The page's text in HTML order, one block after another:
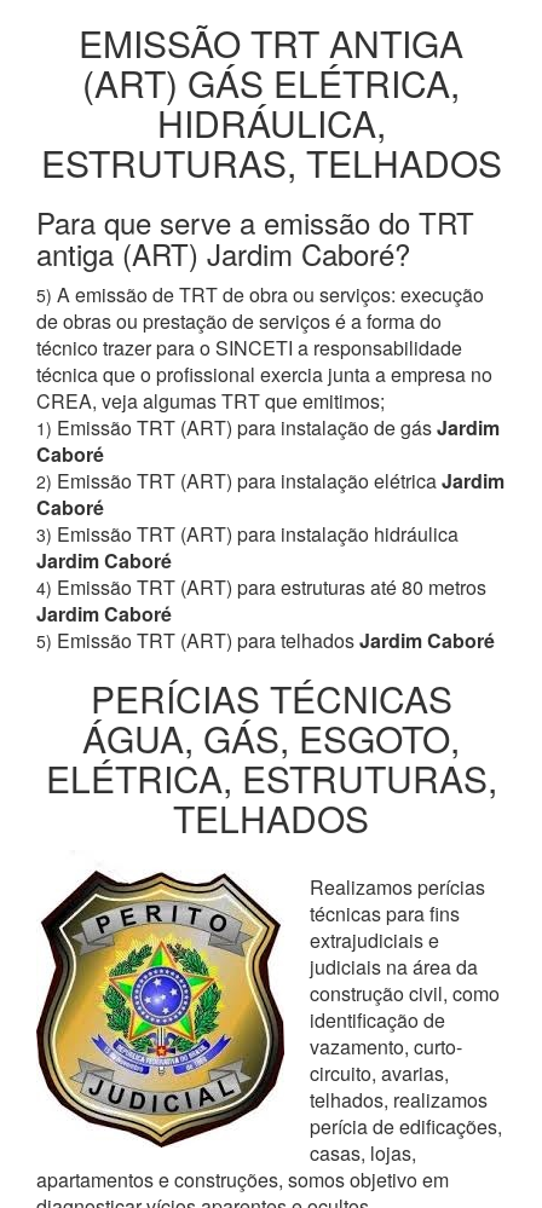
EMISSÃO TRT ANTIGA
(ART) GÁS ELÉTRICA,
HIDRÁULICA,
ESTRUTURAS, TELHADOS
Para que serve a emissão do TRT
antiga (ART) Jardim Caboré?
5) A emissão de TRT de obra ou serviços: execução
de obras ou prestação de serviços é a forma do
técnico trazer para o SINCETI a responsabilidade
técnica que o profissional exercia junta a empresa no
CREA, veja algumas TRT que emitimos;
1) Emissão TRT (ART) para instalação de gásJardim
Caboré
2) Emissão TRT (ART) para instalação elétricaJardim
Caboré
3) Emissão TRT (ART) para instalação hidráulica
Jardim Caboré
4) Emissão TRT (ART) para estruturas até 80 metros
Jardim Caboré
5) Emissão TRT (ART) para telhadosJardim Caboré
PERÍCIAS TÉCNICAS
ÁGUA, GÁS, ESGOTO,
ELÉTRICA, ESTRUTURAS,
TELHADOS
Realizamos perícias
técnicas para fins
extrajudiciais e
judiciais na área da
construção civil, como
identificação de
vazamento, curto-
circuito, avarias,
telhados, realizamos
perícia de edificações,
casas, lojas,
apartamentos e construções, somos objetivo em